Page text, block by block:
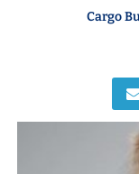
Cargo